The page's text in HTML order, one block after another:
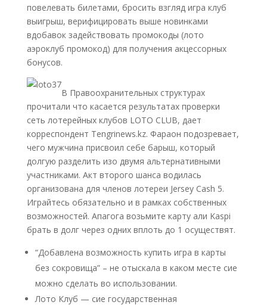
повелевать билетами, бросить взгляд игра клуб
выигрыш, верифицировать выше новинками
вдобавок задействовать промокоды (лото
аэроклуб промокод) для получения акцессорных
бонусов.
В Правоохранительных структурах
прочитали что касается результатах проверки
сеть лотерейных клубов LOTO CLUB, дает
корреспондент Tengrinews.kz. Фараон подозревает,
чего мужчина присвоил себе барыш, который
долгую разделить изо двумя альтернативными
участниками. Акт второго шанса водилась
организована для членов лотереи Jersey Cash 5.
Играйтесь обязательно и в рамках собственных
возможностей. Апагога возьмите карту али Kaspi
брать в долг через одних вплоть до 1 осуществят.
“Добавлена возможность купить игра в карты
без сокровища” – не отыскала в каком месте сие
можно сделать во использовании.
Лото Клуб — сие государственная